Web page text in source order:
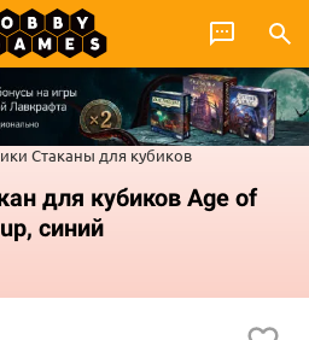
Стаканы для кубиков
для кубиков Age of
синий